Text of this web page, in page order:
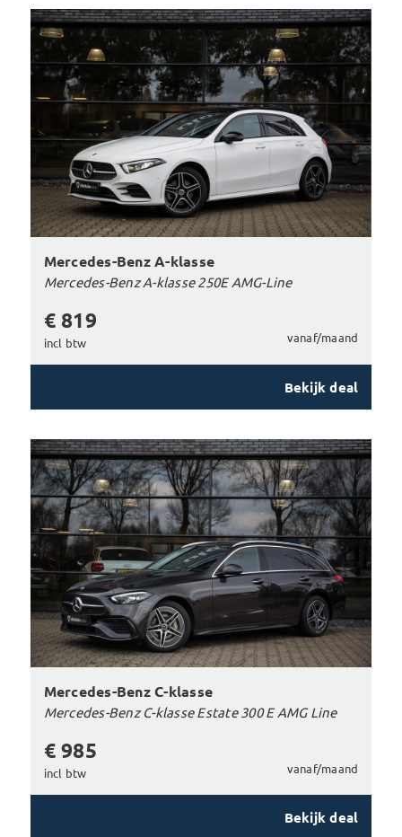
Mercedes-Benz A-klasse
Mercedes-Benz A-klasse 250E AMG-Line
€ 819
incl btw vanaf/maand
Bekijk deal
Mercedes-Benz C-klasse
Mercedes-Benz C-klasse Estate 300 E AMG Line
€ 985
incl btw vanaf/maand
Bekijk deal